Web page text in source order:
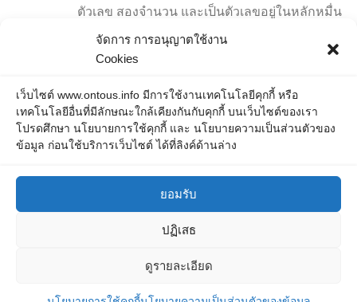
จัดการ การอนุญาตใช้งาน
Cookies
เว็บไซต์ www.ontous.info มีการใช้งานเทคโนโลยีคุกกี้ หรือ
เทคโนโลยีอื่นที่มีลักษณะใกล้เคียงกันกับคุกกี้ บนเว็บไซต์ของเรา
โปรดศึกษา นโยบายการใช้คุกกี้ และ นโยบายความเป็นส่วนตัวของ
ข้อมูล ก่อนใช้บริการเว็บไซต์ ได้ที่ลิงค์ด้านล่าง
ยอมรับ
ปฏิเสธ
ดูรายละเอียด
ตัวเลข สองจำนวน และเป็นตัวเลขอยู่ในหลักหมื่น
เหมาะอย่างมากกับการฝึกแก้โจทย์ปัญหาการ
บวกของผู้เริ่มต้น และระดับอื่น ๆ ที่ต้องการโจทย์
- Designed with the